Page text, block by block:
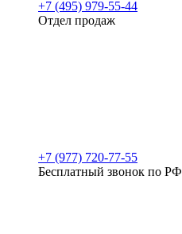
+7 (495) 979-55-44
Отдел продаж
+7 (977) 720-77-55
Бесплатный звонок по РФ